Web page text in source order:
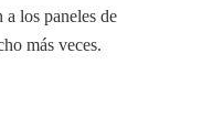
los paneles de
más veces.